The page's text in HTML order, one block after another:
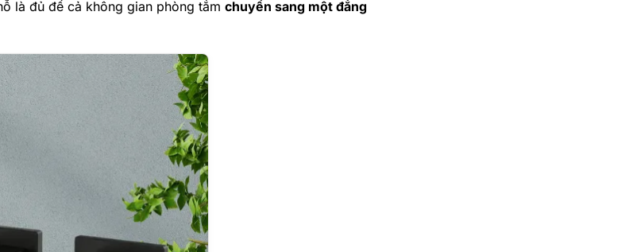
là đủ để cả không gian phòng tắm chuyển sang một đẳng